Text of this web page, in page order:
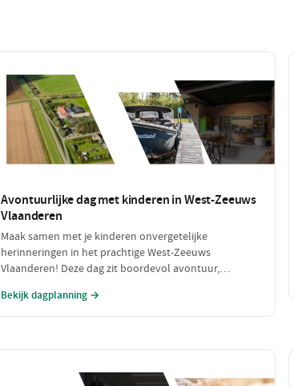
Avontuurlijke dag met kinderen in West-Zeeuws
Vlaanderen
Maak samen met je kinderen onvergetelijke
herinneringen in het prachtige West-Zeeuws
Vlaanderen! Deze dag zit boordevol avontuur,
samen wil genieten. Van een spannende speurtocht
Bekijk dagplanning →